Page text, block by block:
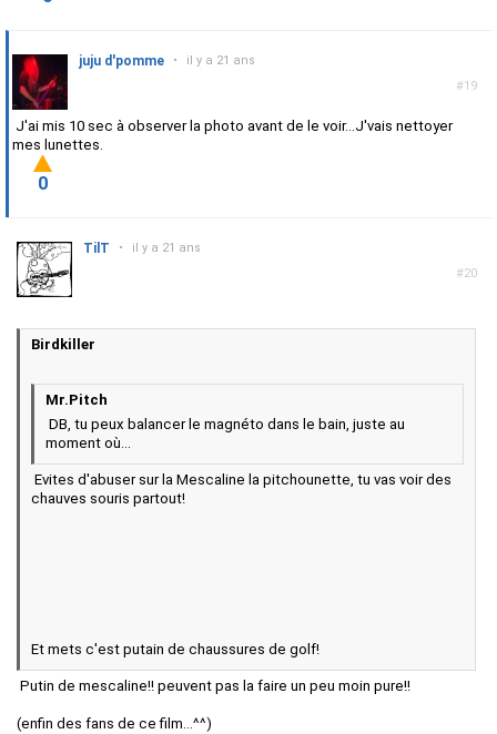
#19
juju d'pomme • il y a 21 ans
J'ai mis 10 sec à observer la photo avant de le voir...J'vais nettoyer
mes lunettes.
0
#20
TilT • il y a 21 ans
Birdkiller
Mr.Pitch
DB, tu peux balancer le magnéto dans le bain, juste au
moment où...
Evites d'abuser sur la Mescaline la pitchounette, tu vas voir des
chauves souris partout!
Et mets c'est putain de chaussures de golf!
Putin de mescaline!! peuvent pas la faire un peu moin pure!!
(enfin des fans de ce film...^^)